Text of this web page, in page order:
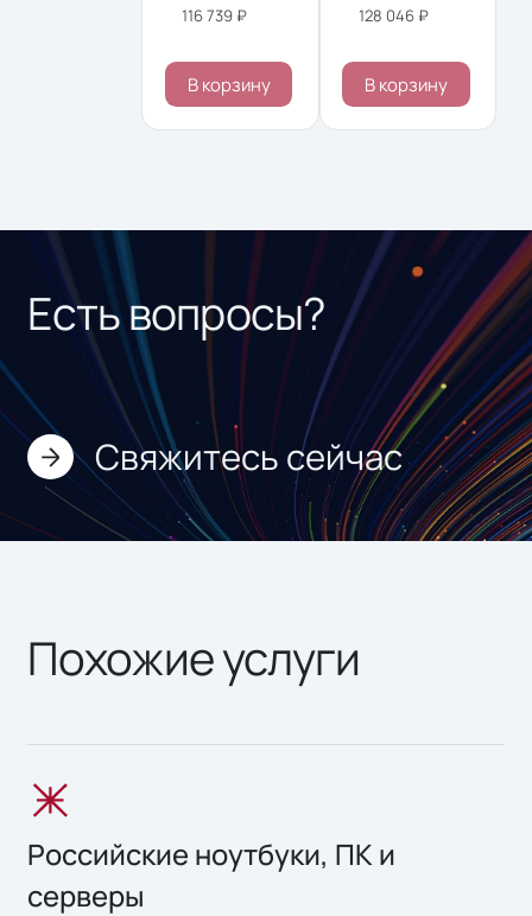
116 739 ₽
В корзину
128 046 ₽
В корзину
Есть вопросы?
Свяжитесь сейчас
Похожие услуги
Российские ноутбуки, ПК и
серверы